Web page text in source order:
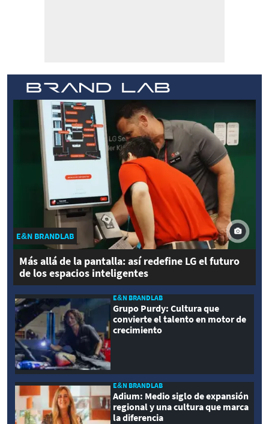
E&N BRANDLAB
Más allá de la pantalla: así redefine LG el futuro
de los espacios inteligentes
E&N BRANDLAB
Grupo Purdy: Cultura que
convierte el talento en motor de
crecimiento
E&N BRANDLAB
Adium: Medio siglo de expansión
regional y una cultura que marca
la diferencia